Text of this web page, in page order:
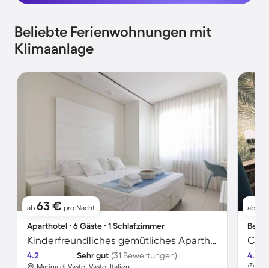
Beliebte Ferienwohnungen mit
Klimaanlage
ab 63 € pro Nacht
Aparthotel ∙ 6 Gäste ∙ 1 Schlafzimmer
Kinderfreundliches gemütliches Aparthotel mit Garten, Terrasse und Whirlpool | Gartenblick | Neben dem Strand | Perfekt für die Arbeit von Zuhause
4.2 Sehr gut (31 Bewertungen)
ab
Bed
4.4